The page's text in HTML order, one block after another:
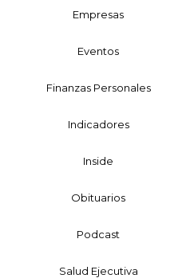
Empresas
Eventos
Finanzas Personales
Indicadores
Inside
Obituarios
Podcast
Salud Ejecutiva